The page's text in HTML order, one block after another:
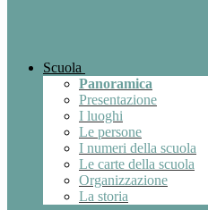
Scuola
Panoramica
Presentazione
I luoghi
Le persone
I numeri della scuola
Le carte della scuola
Organizzazione
La storia